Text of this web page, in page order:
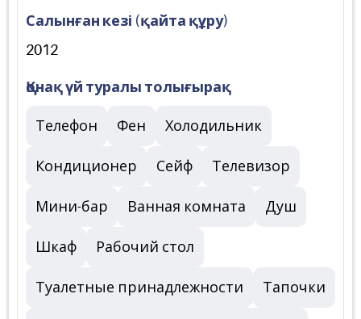
Салынған кезі (қайта құру)
2012
Қонақ үй туралы толығырақ
Телефон Фен Холодильник
Кондиционер Сейф Телевизор
Мини-бар Ванная комната Душ
Шкаф Рабочий стол
Туалетные принадлежности Тапочки